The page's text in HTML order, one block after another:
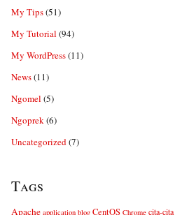
My Tips(51)
My Tutorial (94)
My WordPress(11)
News(11)
Ngomel (5)
Ngoprek(6)
Uncategorized(7)
Tags
Apache application blog CentOS Chrome cita-cita